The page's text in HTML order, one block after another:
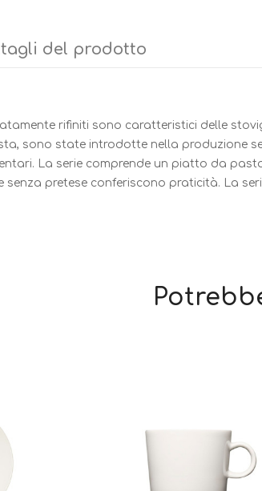
del prodotto
rifiniti sono caratteristici delle
sono state introdotte nella produzione
La serie comprende un piatto da
pretese conferiscono praticità. La